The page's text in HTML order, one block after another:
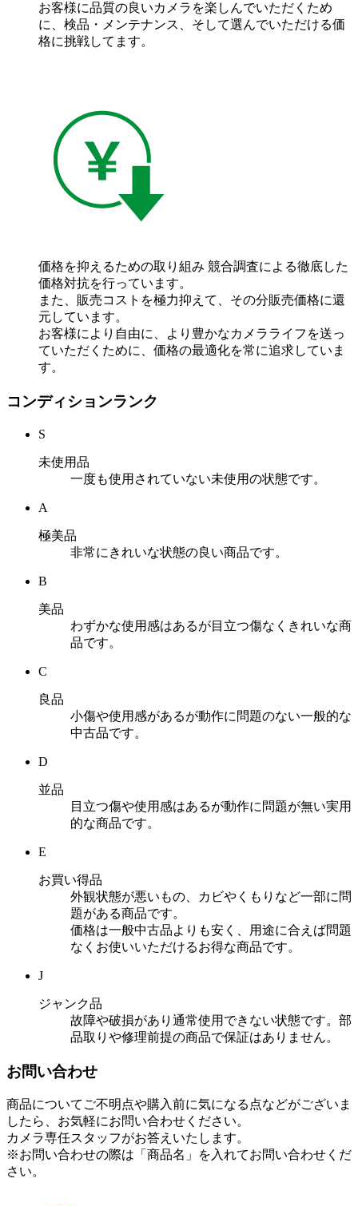
お客様に品質の良いカメラを楽しんでいただくため
に、検品・メンテナンス、そして選んでいただける価
格に挑戦してます。
価格を抑えるための取り組み 競合調査による徹底した
価格対抗を行っています。
また、販売コストを極力抑えて、その分販売価格に還
元しています。
お客様により自由に、より豊かなカメラライフを送っ
ていただくために、価格の最適化を常に追求していま
す。
コンディションランク
S
未使用品
一度も使用されていない未使用の状態です。
A
極美品
非常にきれいな状態の良い商品です。
B
美品
わずかな使用感はあるが目立つ傷なくきれいな商
品です。
C
良品
小傷や使用感があるが動作に問題のない一般的な
中古品です。
D
並品
目立つ傷や使用感はあるが動作に問題が無い実用
的な商品です。
E
お買い得品
外観状態が悪いもの、カビやくもりなど一部に問
題がある商品です。
価格は一般中古品よりも安く、用途に合えば問題
なくお使いいただけるお得な商品です。
J
ジャンク品
故障や破損があり通常使用できない状態です。部
品取りや修理前提の商品で保証はありません。
お問い合わせ
商品についてご不明点や購入前に気になる点などがございま
したら、お気軽にお問い合わせください。
カメラ専任スタッフがお答えいたします。
※お問い合わせの際は「商品名」を入れてお問い合わせくだ
さい。